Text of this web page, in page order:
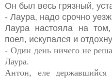
Он был весь грязный,
- Лаура, надо срочно
Лаура настояла на
поел, искупался и
- Один день ничего не
Лаура.
Антон, еле державшийся